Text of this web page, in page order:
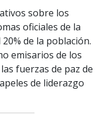
sobre los
oficiales de la
de la población.
emisarios de los
fuerzas de paz de
de liderazgo